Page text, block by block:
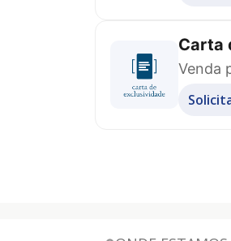
Carta
Venda